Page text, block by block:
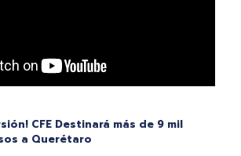
CFE Destinará más de 9 mil
a Querétaro